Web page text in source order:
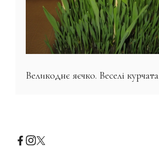
Великоднє яєчко. Веселі курчата